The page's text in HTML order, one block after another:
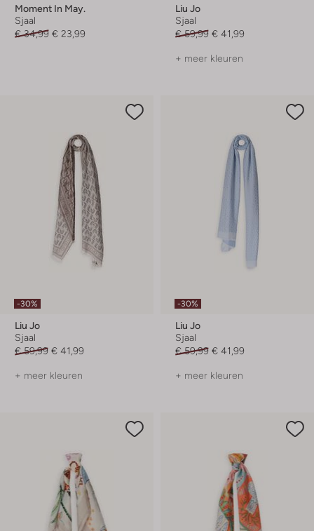
Moment In May.
Sjaal
€ 34,99 € 23,99
Liu Jo
Sjaal
€ 59,99 € 41,99
+ meer kleuren
-30%
Liu Jo
Sjaal
€ 59,99 € 41,99
+ meer kleuren
-30%
Liu Jo
Sjaal
€ 59,99 € 41,99
+ meer kleuren